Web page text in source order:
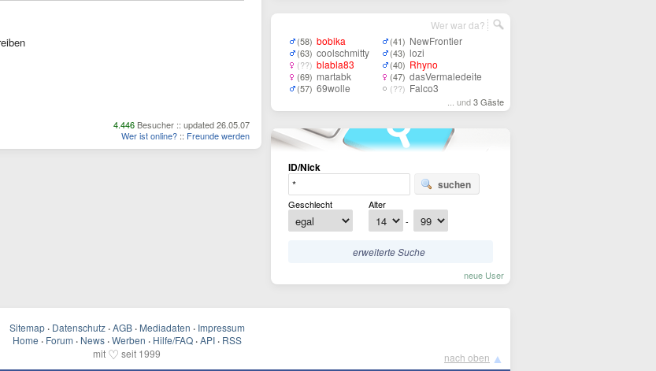
4.446 Besucher :: updated 26.05.07
Wer ist online? :: Freunde werden
(58) bobika
(63) coolschmitty
(??) blabla83
(69) martabk
(57) 69wolle
(41) NewFrontier
(43) lozi
(40) Rhyno
(47) dasVermaledeite
(??) Falco3
... und3 Gäste
Wer war da?
ID/Nick
suchen
Geschlecht
Alter
-
erweiterte Suche
neue User
Sitemap · Datenschutz · AGB · Mediadaten · Impressum
Home · Forum · News · Werben · Hilfe/FAQ · API · RSS
mit ♡ seit 1999 nach oben ▲